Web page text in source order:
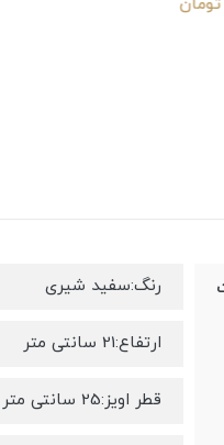
رنگ:سفید شیری
ارتفاع:21 سانتی متر
قطر اویز:25 سانتی متر